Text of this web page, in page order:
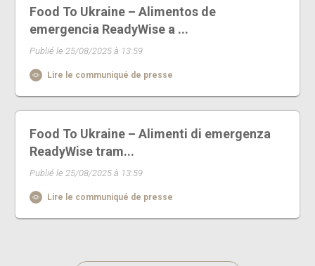
Food To Ukraine – Alimentos de
emergencia ReadyWise a ...
Publié le 25/08/2025 à 13:59
Lire le communiqué de presse
Food To Ukraine – Alimenti di emergenza
ReadyWise tram...
Publié le 25/08/2025 à 13:59
Lire le communiqué de presse